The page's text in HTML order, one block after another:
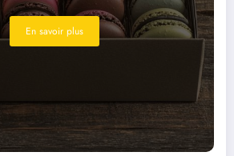
En savoir plus